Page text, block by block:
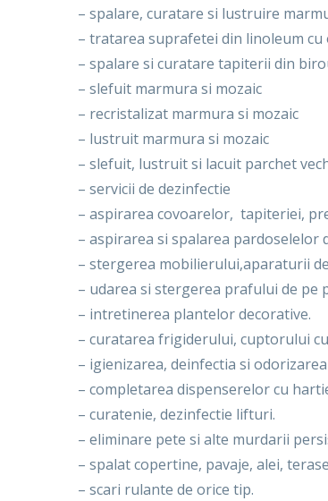
– spalare, curatare si lustruire
– tratarea suprafetei din linoleum
– spalare si curatare tapiterii din
– slefuit marmura si mozaic
– recristalizat marmura si mozaic
– lustruit marmura si mozaic
– slefuit, lustruit si lacuit parchet
– servicii de dezinfectie
– aspirarea covoarelor, tapiteriei,
– aspirarea si spalarea pardoselelor
– stergerea mobilierului,aparaturii
– udarea si stergerea prafului de pe
– intretinerea plantelor decorative.
– curatarea frigiderului, cuptorului
– igienizarea, deinfectia si
– completarea dispenserelor cu
– curatenie, dezinfectie lifturi.
– eliminare pete si alte murdarii
– spalat copertine, pavaje, alei,
– scari rulante de orice tip.